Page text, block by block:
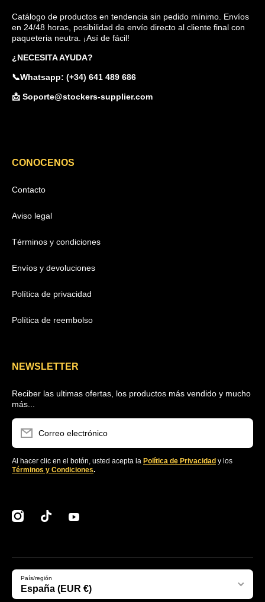
Catálogo de productos en tendencia sin pedido mínimo. Envíos
en 24/48 horas, posibilidad de envío directo al cliente final con
paqueteria neutra. ¡Así de fácil!
¿NECESITA AYUDA?
📞Whatsapp: (+34) 641 489 686
📩 Soporte@stockers-supplier.com
CONOCENOS
Contacto
Aviso legal
Términos y condiciones
Envíos y devoluciones
Política de privacidad
Política de reembolso
NEWSLETTER
Reciber las ultimas ofertas, los productos más vendido y mucho
más...
Correo electrónico
Al hacer clic en el botón, usted acepta la Política de Privacidad y los
Términos y Condiciones.
instagramcom/clubstockers/
tiktokcom/@stockerssupplier
youtubecom/@stockersEcommerce
País/región
España (EUR €)